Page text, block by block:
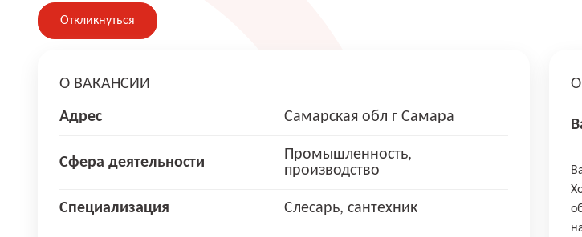
Откликнуться
О ВАКАНСИИ
Адрес Самарская обл г Самара
Сфера деятельности
Промышленность,
производство
Специализация Слесарь, сантехник